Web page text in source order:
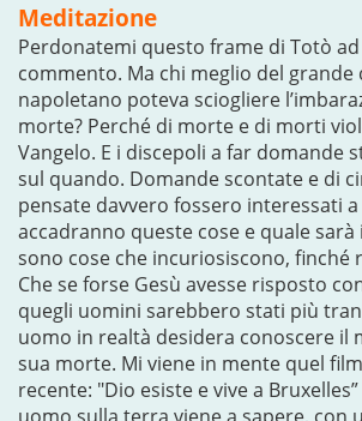
Meditazione
Perdonatemi questo frame di Totò
commento. Ma chi meglio del grande
napoletano poteva sciogliere
morte? Perché di morte e di morti
Vangelo. E i discepoli a far domande
sul quando. Domande scontate e di
pensate davvero fossero interessati
accadranno queste cose e quale sarà
sono cose che incuriosiscono, finché
Che se forse Gesù avesse risposto
quegli uomini sarebbero stati più
uomo in realtà desidera conoscere il
sua morte. Mi viene in mente quel
recente: "Dio esiste e vive a